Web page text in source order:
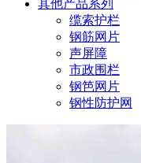
其他产品系列
缆索护栏
钢筋网片
声屏障
市政围栏
钢笆网片
钢性防护网